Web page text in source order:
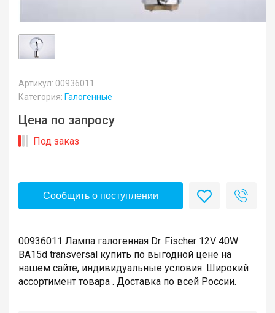
Артикул: 00936011
Категория: Галогенные
Цена по запросу
Под заказ
Сообщить о поступлении
00936011 Лампа галогенная Dr. Fischer 12V 40W
BA15d transversal купить по выгодной цене на
нашем сайте, индивидуальные условия. Широкий
ассортимент товара . Доставка по всей России.